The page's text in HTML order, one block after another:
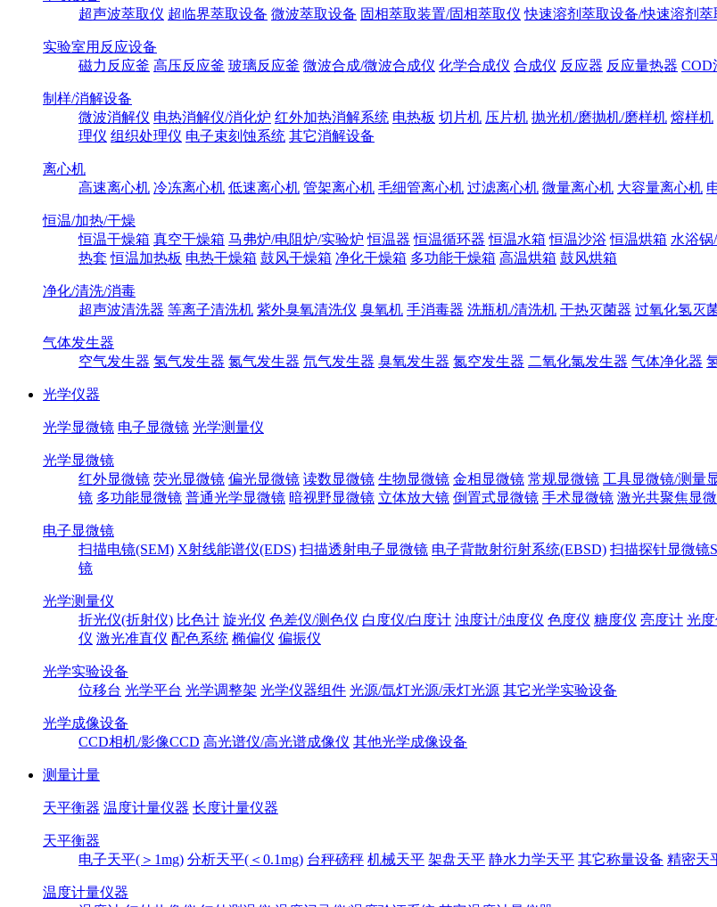
超声波萃取仪 超临界萃取设备 微波萃取设备 固相萃取装置/固相萃取仪 快速溶剂萃取设备/快速溶剂萃
实验室用反应设备
磁力反应釜 高压反应釜 玻璃反应釜 微波合成/微波合成仪 化学合成仪 合成仪 反应器 反应量热器 COD
制样/消解设备
微波消解仪 电热消解仪/消化炉 红外加热消解系统 电热板 切片机 压片机 抛光机/磨抛机/磨样机 熔样机
理仪 组织处理仪 电子束刻蚀系统 其它消解设备
离心机
高速离心机 冷冻离心机 低速离心机 管架离心机 毛细管离心机 过滤离心机 微量离心机 大容量离心机
恒温/加热/干燥
恒温干燥箱 真空干燥箱 马弗炉/电阻炉/实验炉 恒温器 恒温循环器 恒温水箱 恒温沙浴 恒温烘箱 水浴锅
热套 恒温加热板 电热干燥箱 鼓风干燥箱 净化干燥箱 多功能干燥箱 高温烘箱 鼓风烘箱
净化/清洗/消毒
超声波清洗器 等离子清洗机 紫外臭氧清洗仪 臭氧机 手消毒器 洗瓶机/清洗机 干热灭菌器 过氧化氢灭
气体发生器
空气发生器 氢气发生器 氮气发生器 氘气发生器 臭氧发生器 氮空发生器 二氧化氯发生器 气体净化器
光学仪器
光学显微镜 电子显微镜 光学测量仪
光学显微镜
红外显微镜 荧光显微镜 偏光显微镜 读数显微镜 生物显微镜 金相显微镜 常规显微镜 工具显微镜/测量
镜 多功能显微镜 普通光学显微镜 暗视野显微镜 立体放大镜 倒置式显微镜 手术显微镜 激光共聚焦显
电子显微镜
扫描电镜(SEM) X射线能谱仪(EDS) 扫描透射电子显微镜 电子背散射衍射系统(EBSD) 扫描探针显微镜
镜
光学测量仪
折光仪(折射仪) 比色计 旋光仪 色差仪/测色仪 白度仪/白度计 浊度计/浊度仪 色度仪 糖度仪 亮度计 光
仪 激光准直仪 配色系统 椭偏仪 偏振仪
光学实验设备
位移台 光学平台 光学调整架 光学仪器组件 光源/氙灯光源/汞灯光源 其它光学实验设备
光学成像设备
CCD相机/影像CCD 高光谱仪/高光谱成像仪 其他光学成像设备
测量计量
天平衡器 温度计量仪器 长度计量仪器
天平衡器
电子天平(＞1mg) 分析天平(＜0.1mg) 台秤磅秤 机械天平 架盘天平 静水力学天平 其它称量设备 精密天
温度计量仪器